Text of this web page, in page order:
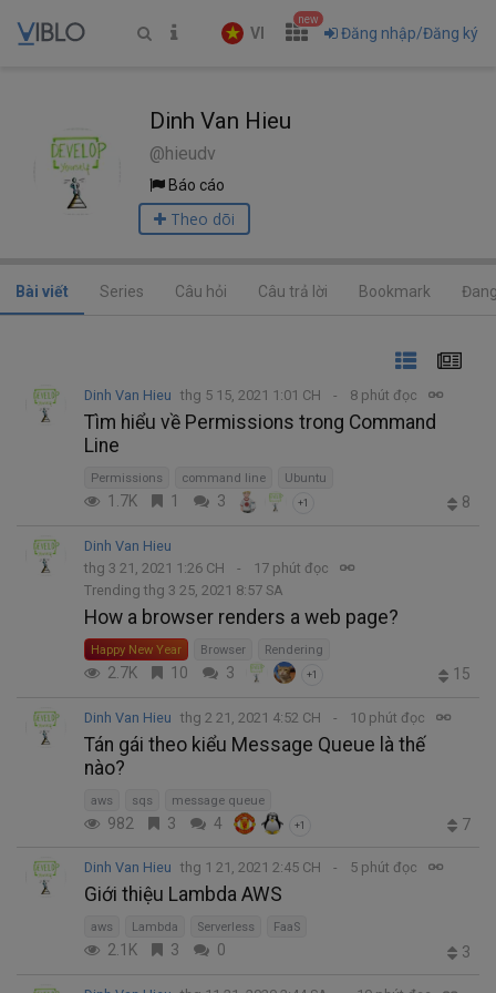
VI
new
Đăng nhập/Đăng ký
Dinh Van Hieu
@hieudv
Báo cáo
Theo dõi
Bài viết Series Câu hỏi Câu trả lời Bookmark
Dinh Van Hieu thg 5 15, 2021 1:01 CH 8 phút đọc
Tìm hiểu về Permissions trong Command
Line
Permissions command line Ubuntu
1.7K 1 3 +1 8
Dinh Van Hieu
thg 3 21, 2021 1:26 CH
17 phút đọc
Trending thg 3 25, 2021 8:57 SA
How a browser renders a web page?
Happy New Year Browser Rendering
2.7K 10 3 +1 15
Dinh Van Hieu thg 2 21, 2021 4:52 CH 10 phút đọc
Tán gái theo kiểu Message Queue là thế
nào?
aws sqs message queue
982 3 4 +1 7
Dinh Van Hieu thg 1 21, 2021 2:45 CH 5 phút đọc
Giới thiệu Lambda AWS
aws Lambda Serverless FaaS
2.1K 3 0 3